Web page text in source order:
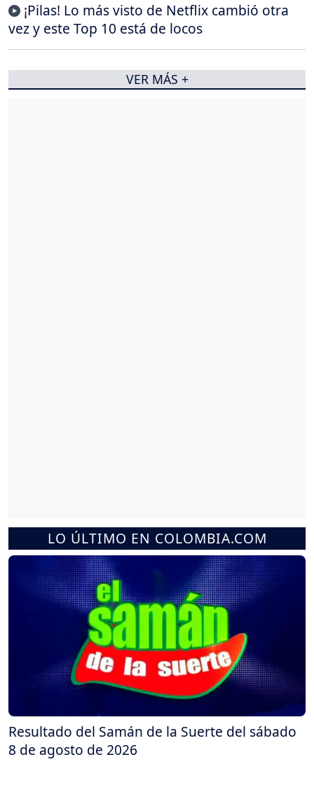
LO ÚLTIMO EN COLOMBIA.COM
Resultado del Samán de la Suerte del sábado
8 de agosto de 2026
¡Pilas! Lo más visto de Netflix cambió otra
vez y este Top 10 está de locos
VER MÁS +